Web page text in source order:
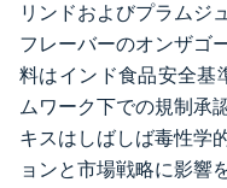
リンドおよびプラムジ
フレーバーのオンザゴ
料はインド食品安全基
ムワーク下での規制承
キスはしばしば毒性学
ョンと市場戦略に影響